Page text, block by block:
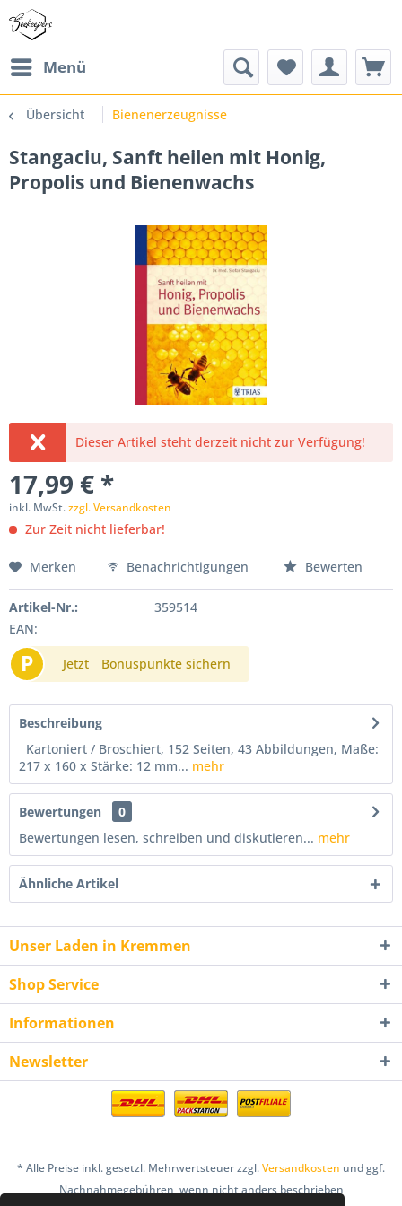
Menü
Übersicht Bienenerzeugnisse
Stangaciu, Sanft heilen mit Honig,
Propolis und Bienenwachs
Dieser Artikel steht derzeit nicht zur Verfügung!
17,99 € *
inkl. MwSt.zzgl. Versandkosten
Zur Zeit nicht lieferbar!
Merken Benachrichtigungen Bewerten
Artikel-Nr.:
359514
EAN:
P Jetzt Bonuspunkte sichern
Beschreibung
Kartoniert / Broschiert, 152 Seiten, 43 Abbildungen, Maße:
217 x 160 x Stärke: 12 mm... mehr
Bewertungen
0
Bewertungen lesen, schreiben und diskutieren... mehr
Ähnliche Artikel
Unser Laden in Kremmen
Shop Service
Informationen
Newsletter
* Alle Preise inkl. gesetzl. Mehrwertsteuer zzgl.Versandkosten und ggf.
Nachnahmegebühren, wenn nicht anders beschrieben